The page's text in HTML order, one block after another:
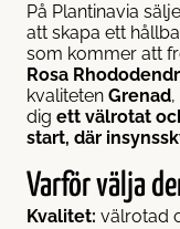
På Plantinavia
att skapa ett
som kommer att
Rosa
kvaliteten Grenad
dig ett välrotat
start, där
Varför välja
Kvalitet: välrotad